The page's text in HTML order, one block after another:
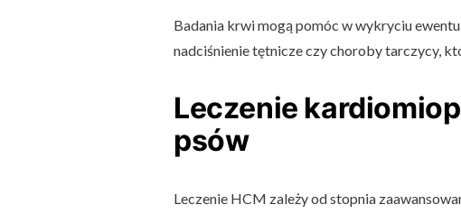
Badania krwi mogą pomóc w wykryciu
nadciśnienie tętnicze czy choroby tarczycy,
Leczenie
psów
Leczenie HCM zależy od stopnia